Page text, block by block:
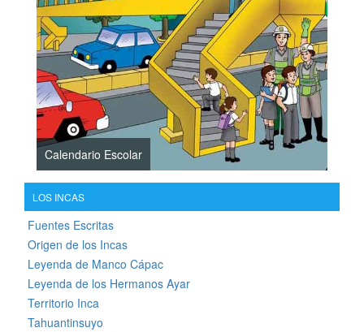
Calendario Escolar
LOS INCAS
Fuentes Escritas
Origen de los Incas
Leyenda de Manco Cápac
Leyenda de los Hermanos Ayar
Territorio Inca
Tahuantinsuyo